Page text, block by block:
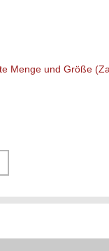
Menge und Größe